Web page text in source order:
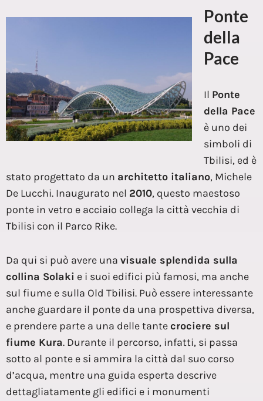
Ponte
della
Pace
Il Ponte
della Pace
è uno dei
simboli di
Tbilisi, ed è
stato progettato da un architetto italiano, Michele
De Lucchi. Inaugurato nel 2010, questo maestoso
ponte in vetro e acciaio collega la città vecchia di
Tbilisi con il Parco Rike.
Da qui si può avere una visuale splendida sulla
collina Solaki e i suoi edifici più famosi, ma anche
sul fiume e sulla Old Tbilisi. Può essere interessante
anche guardare il ponte da una prospettiva diversa,
e prendere parte a una delle tantecrociere sul
fiume Kura. Durante il percorso, infatti, si passa
sotto al ponte e si ammira la città dal suo corso
d’acqua, mentre una guida esperta descrive
dettagliatamente gli edifici e i monumenti